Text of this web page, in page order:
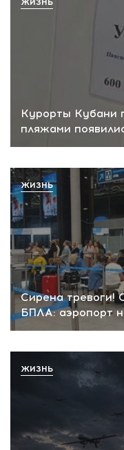
Курорты Кубани
пляжами
ЖИЗНЬ
Сирена тревоги!
БПЛА: аэропорт
ЖИЗНЬ
ЖИЗНЬ